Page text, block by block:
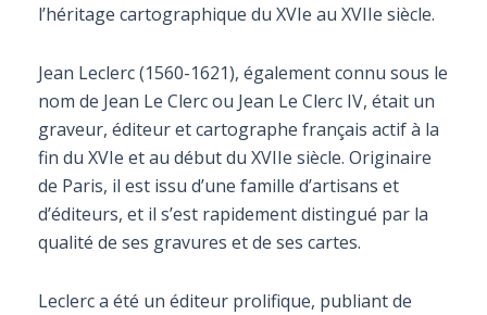
l’héritage cartographique du XVIe au XVIIe siècle.
Jean Leclerc (1560-1621), également connu sous le
nom de Jean Le Clerc ou Jean Le Clerc IV, était un
graveur, éditeur et cartographe français actif à la
fin du XVIe et au début du XVIIe siècle. Originaire
de Paris, il est issu d’une famille d’artisans et
d’éditeurs, et il s’est rapidement distingué par la
qualité de ses gravures et de ses cartes.
Leclerc a été un éditeur prolifique, publiant de